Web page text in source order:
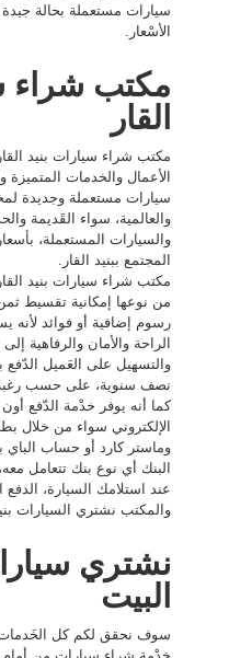
سيارات مستعملة بحالة
الأسْعار.
مكتب شراء
القار
مكتب شراء سيارات بنيد
الأعمال والخدمات
سيارات مستعملة وجديدة
والعالمية، سواء القَديمة
والسيارات المستعملة،
المجتمع ببنيد القار.
مكتب شراء سيارات بنيد
من نوعها إمكانية تقسيط
رسوم إضافية أو فوائد لأنه
الراحة والأمان والرفاهية إلى
والتسهيل على العَميل
نصف سنوية، على حسب رغبة
كما أنه يوفر خدْمة الدّفع
الإلكتروني سواء من خلال
وماستر كارد أو حساب الباي
البنك أي نوع بنك تتعامل
عند استلامك السيارة، الدفع
والمكتب نشتري السيارات
نشتري
البيت
سوف نحقق لكم كل الخَدمات